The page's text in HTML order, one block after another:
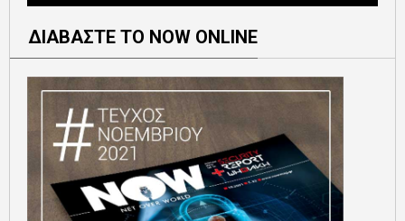
ΔΙΑΒΑΣΤΕ ΤΟ NOW ONLINE